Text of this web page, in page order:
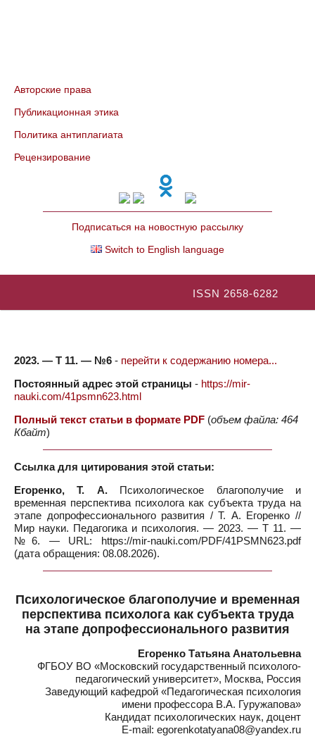
Авторские права
Публикационная этика
Политика антиплагиата
Рецензирование
Подписаться на новостную рассылку
Switch to English language
ISSN 2658-6282
2023. — Т 11. — №6 - перейти к содержанию номера...
Постоянный адрес этой страницы - https://mir-
nauki.com/41psmn623.html
Полный текст статьи в формате PDF (объем файла: 464
Кбайт)
Ссылка для цитирования этой статьи:
Егоренко, Т. А.Психологическое благополучие и
временная перспектива психолога как субъекта труда на
этапе допрофессионального развития / Т. А. Егоренко //
Мир науки. Педагогика и психология. — 2023. — Т 11. —
№6. — URL: https://mir-nauki.com/PDF/41PSMN623.pdf
(дата обращения: 08.08.2026).
Психологическое благополучие и временная
перспектива психолога как субъекта труда
на этапе допрофессионального развития
Егоренко Татьяна Анатольевна
ФГБОУ ВО «Московский государственный психолого-
педагогический университет», Москва, Россия
Заведующий кафедрой «Педагогическая психология
имени профессора В.А. Гуружапова»
Кандидат психологических наук, доцент
E-mail: egorenkotatyana08@yandex.ru